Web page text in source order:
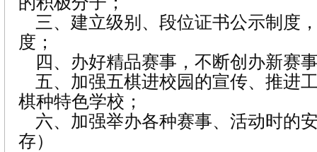
三、建立级别、段位证书公示制度
度；
四、办好精品赛事，不断创办新赛
五、加强五棋进校园的宣传、推进
棋种特色学校；
六、加强举办各种赛事、活动时的
存）